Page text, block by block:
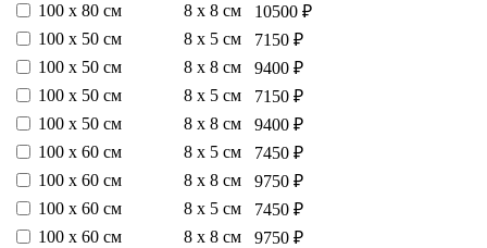
100 х 80 см
8 х 8 см
10500 ₽
100 х 50 см
8 х 5 см
7150 ₽
100 х 50 см
8 х 8 см
9400 ₽
100 х 50 см
8 х 5 см
7150 ₽
100 х 50 см
8 х 8 см
9400 ₽
100 х 60 см
8 х 5 см
7450 ₽
100 х 60 см
8 х 8 см
9750 ₽
100 х 60 см
8 х 5 см
7450 ₽
100 х 60 см
8 х 8 см
9750 ₽